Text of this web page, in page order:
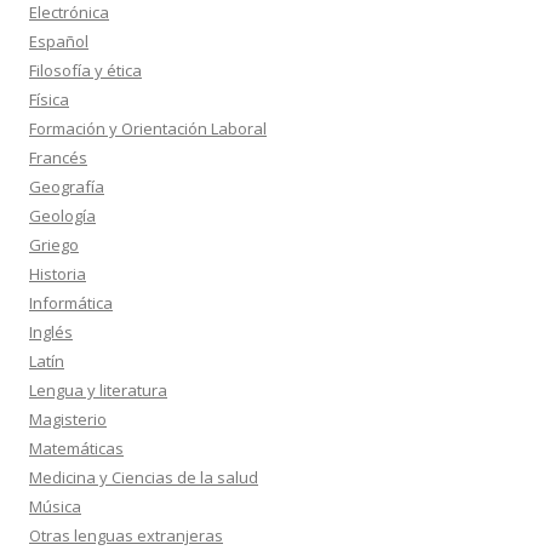
Electrónica
Español
Filosofía y ética
Física
Formación y Orientación Laboral
Francés
Geografía
Geología
Griego
Historia
Informática
Inglés
Latín
Lengua y literatura
Magisterio
Matemáticas
Medicina y Ciencias de la salud
Música
Otras lenguas extranjeras